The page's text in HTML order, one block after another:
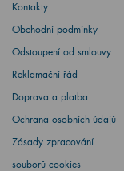
Kontakty
Obchodní podmínky
Odstoupení od smlouvy
Reklamační řád
Doprava a platba
Ochrana osobních údajů
Zásady zpracování
souborů cookies